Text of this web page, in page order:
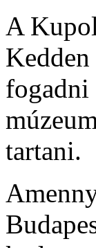
A
fogadni
tartani.